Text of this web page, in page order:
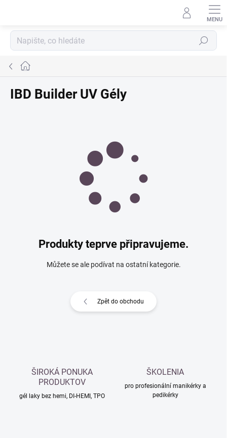
Hledat
Domů
IBD Builder UV Gély
Produkty teprve připravujeme.
Můžete se ale podívat na ostatní kategorie.
Zpět do obchodu
ŠIROKÁ PONUKA
PRODUKTOV
gél laky bez hemi, DI-HEMI, TPO
ŠKOLENIA
pro profesionální manikérky a
pedikérky